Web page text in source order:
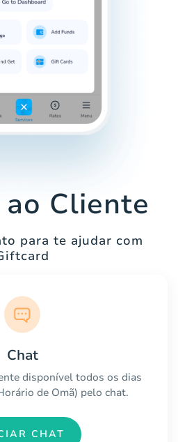
Cliente
para te ajudar com
Chat
disponível todos os dias
de Omã) pelo chat.
CHAT